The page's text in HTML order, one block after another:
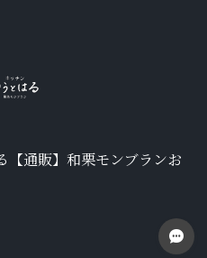
通販】和栗モンブランお